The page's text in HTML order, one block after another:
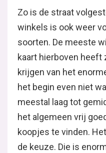
Zo is de straat
winkels is ook weer
soorten. De meeste
kaart hierboven heeft
krijgen van het
het begin even niet
meestal laag tot
het algemeen vrij
koopjes te vinden.
de keuze. Die is